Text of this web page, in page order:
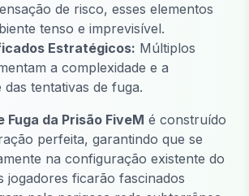
de risco, esses elementos
tenso e imprevisível.
Estratégicos: Múltiplos
a complexidade e a
das tentativas de fuga.
Fuga da Prisão FiveM é construído
perfeita, garantindo que se
na configuração existente do
jogadores ficarão fascinados